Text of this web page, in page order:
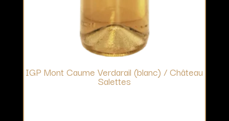
IGP Mont Caume Verdarail (blanc) / Château
Salettes